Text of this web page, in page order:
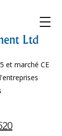
et marché CE